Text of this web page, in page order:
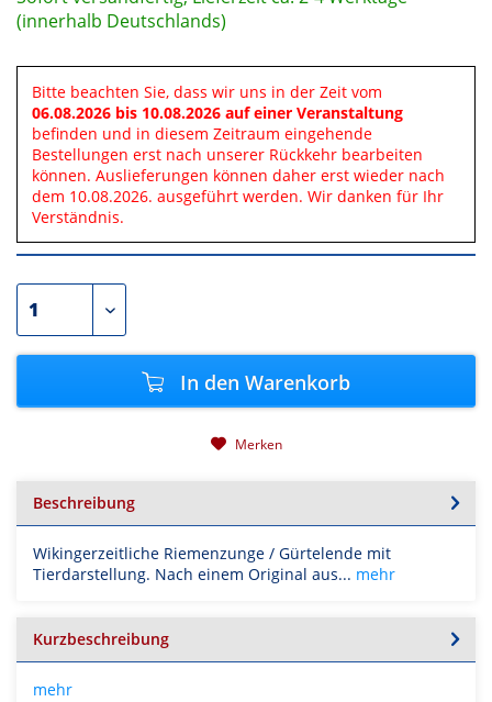
(innerhalb Deutschlands)
Bitte beachten Sie, dass wir uns in der Zeit vom
06.08.2026 bis 10.08.2026 auf einer Veranstaltung
befinden und in diesem Zeitraum eingehende
Bestellungen erst nach unserer Rückkehr bearbeiten
können. Auslieferungen können daher erst wieder nach
dem 10.08.2026. ausgeführt werden. Wir danken für Ihr
Verständnis.
In den Warenkorb
Merken
Beschreibung
Wikingerzeitliche Riemenzunge / Gürtelende mit
Tierdarstellung. Nach einem Original aus... mehr
Kurzbeschreibung
mehr